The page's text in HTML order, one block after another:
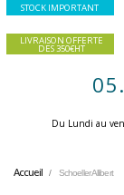
STOCK IMPORTANT
LIVRAISON OFFERTE
DES 350€HT
Du Lundi au
Accueil Schoeller Allibert